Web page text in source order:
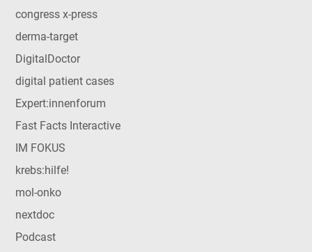
congress x-press
derma-target
DigitalDoctor
digital patient cases
Expert:innenforum
Fast Facts Interactive
IM FOKUS
krebs:hilfe!
mol-onko
nextdoc
Podcast